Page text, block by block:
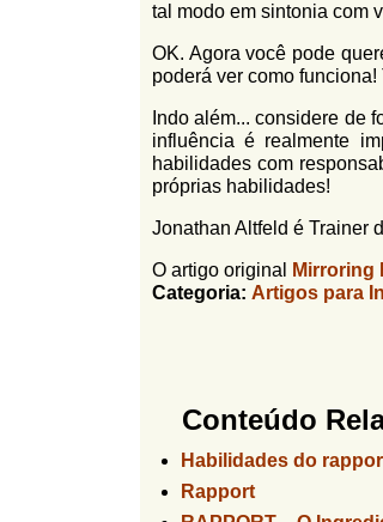
tal modo em sintonia com
OK. Agora você pode
poderá ver como
Indo além... considere de
influência é realmente
habilidades com
próprias habilidades!
Jonathan Altfeld é Trainer
O artigo original Mirroring
Categoria: Artigos para
Conteúdo
Habilidades do
Rapport